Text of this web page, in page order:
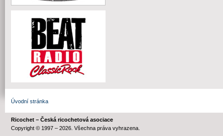
Úvodní stránka
Ricochet – Česká ricochetová asociace
Copyright © 1997 – 2026. Všechna práva vyhrazena.